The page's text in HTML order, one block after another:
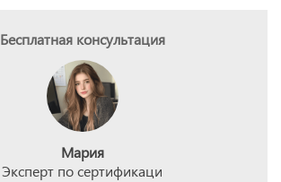
Бесплатная консультация
Мария
Эксперт по сертификаци